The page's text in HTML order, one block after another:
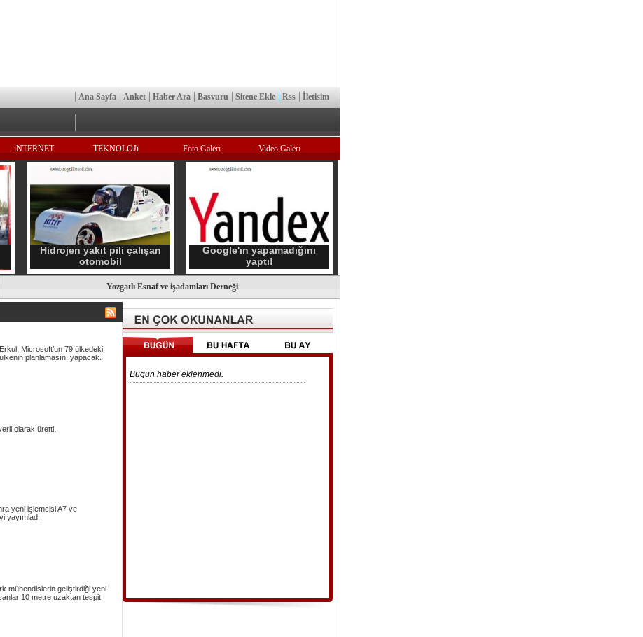
İletisim
Rss
Sitene Ekle
Basvuru
Haber Ara
Anket
Ana Sayfa
iNTERNET TEKNOLOJi Foto Galeri Video Galeri
Hidrojen yakıt pili çalışan
otomobil
Google'ın yapamadığını
yaptı!
Yozgatlı Esnaf ve işadamları Derneği
Microsoft’un 79 ülkedeki
planlamasını yapacak.
olarak üretti.
yeni işlemcisi A7 ve
mühendislerin geliştirdiği yeni
10 metre uzaktan tespit
Bugün haber eklenmedi.